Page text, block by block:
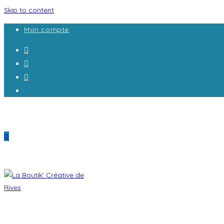
Skip to content
Mon compte
0